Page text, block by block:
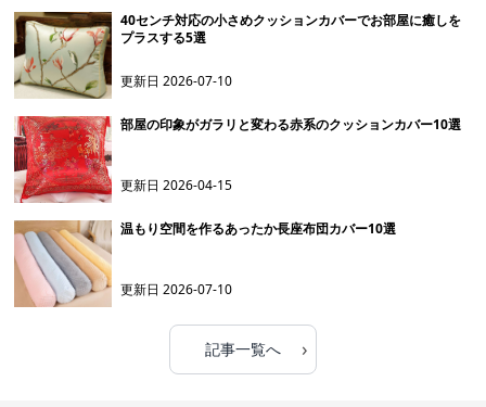
40センチ対応の小さめクッションカバーでお部屋に癒しを
プラスする5選
更新日2026-07-10
部屋の印象がガラリと変わる赤系のクッションカバー10選
更新日2026-04-15
温もり空間を作るあったか長座布団カバー10選
更新日2026-07-10
記事一覧へ ›